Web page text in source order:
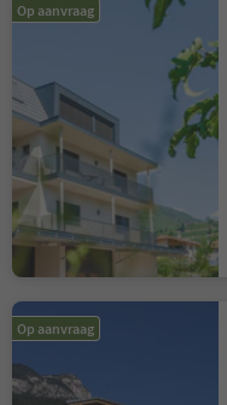
Op aanvraag
Op aanvraag